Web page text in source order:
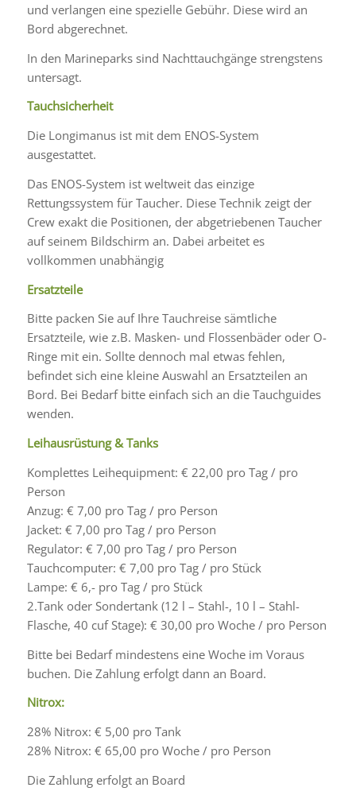
und verlangen eine spezielle Gebühr. Diese wird an
Bord abgerechnet.
In den Marineparks sind Nachttauchgänge strengstens
untersagt.
Tauchsicherheit
Die Longimanus ist mit dem ENOS-System
ausgestattet.
Das ENOS-System ist weltweit das einzige
Rettungssystem für Taucher. Diese Technik zeigt der
Crew exakt die Positionen, der abgetriebenen Taucher
auf seinem Bildschirm an. Dabei arbeitet es
vollkommen unabhängig
Ersatzteile
Bitte packen Sie auf Ihre Tauchreise sämtliche
Ersatzteile, wie z.B. Masken- und Flossenbäder oder O-
Ringe mit ein. Sollte dennoch mal etwas fehlen,
befindet sich eine kleine Auswahl an Ersatzteilen an
Bord. Bei Bedarf bitte einfach sich an die Tauchguides
wenden.
Leihausrüstung & Tanks
Komplettes Leihequipment: € 22,00 pro Tag / pro
Person
Anzug: € 7,00 pro Tag / pro Person
Jacket: € 7,00 pro Tag / pro Person
Regulator: € 7,00 pro Tag / pro Person
Tauchcomputer: € 7,00 pro Tag / pro Stück
Lampe: € 6,- pro Tag / pro Stück
2.Tank oder Sondertank (12 l – Stahl-, 10 l – Stahl-
Flasche, 40 cuf Stage): € 30,00 pro Woche / pro Person
Bitte bei Bedarf mindestens eine Woche im Voraus
buchen. Die Zahlung erfolgt dann an Board.
Nitrox:
28% Nitrox: € 5,00 pro Tank
28% Nitrox: € 65,00 pro Woche / pro Person
Die Zahlung erfolgt an Board